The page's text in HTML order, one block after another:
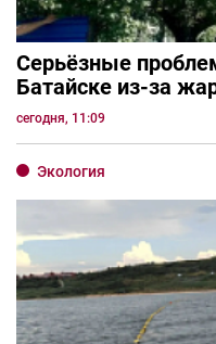
Серьёзные
Батайске из-за
сегодня, 11:09
Экология